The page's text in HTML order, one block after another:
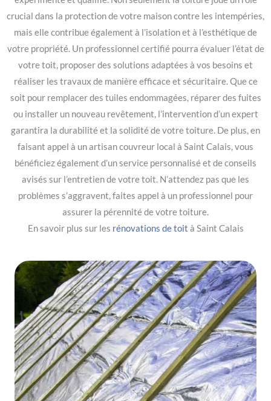
crucial dans la protection de votre maison contre les intempéries,
mais elle contribue également à l’isolation et à l’esthétique de
votre propriété. Un professionnel certifié pourra évaluer l’état de
votre toit, proposer des solutions adaptées à vos besoins et
réaliser les travaux de manière efficace et sécuritaire. Que ce
soit pour remplacer des tuiles endommagées, réparer des fuites
ou installer un nouveau revêtement, l’intervention d’un expert
garantira la durabilité et la solidité de votre toiture. De plus, en
faisant appel à un artisan couvreur local à Saint Calais, vous
bénéficiez également d’un service personnalisé et de conseils
avisés sur l’entretien de votre toit. N’attendez pas que les
problèmes s’aggravent, faites appel à un professionnel pour
assurer la pérennité de votre toiture.
En savoir plus sur les rénovations de toit à Saint Calais